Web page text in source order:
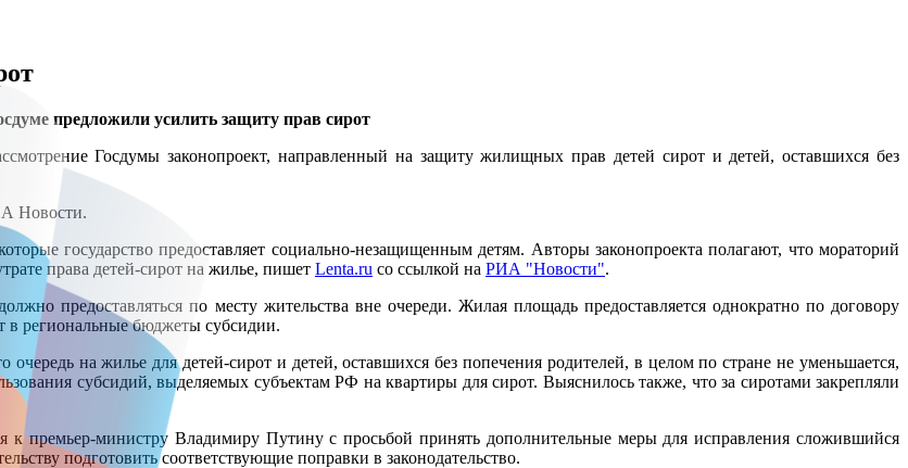
предложили усилить защиту прав сирот
Госдумы законопроект, направленный на защиту жилищных прав детей сирот и детей, оставшихся без
Новости.
государство предоставляет социально-незащищенным детям. Авторы законопроекта полагают, что мораторий
права детей-сирот на жилье, пишет Lenta.ru со ссылкой на РИА "Новости".
предоставляться по месту жительства вне очереди. Жилая площадь предоставляется однократно по договору
в региональные бюджеты субсидии.
очередь на жилье для детей-сирот и детей, оставшихся без попечения родителей, в целом по стране не уменьшается,
субсидий, выделяемых субъектам РФ на квартиры для сирот. Выяснилось также, что за сиротами закрепляли
премьер-министру Владимиру Путину с просьбой принять дополнительные меры для исправления сложившийся
подготовить соответствующие поправки в законодательство.